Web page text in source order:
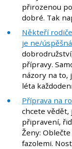
přirozenou
dobré. Tak
Někteří
je ne/
přípravy.
názory na to,
léta
Příprava na
chcete
připravení,
Ženy:
fazolemi.